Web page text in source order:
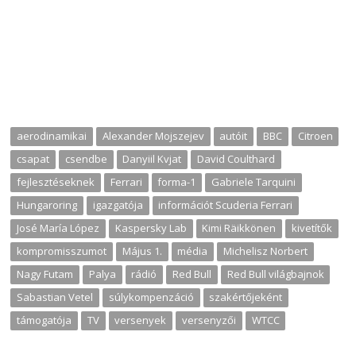
aerodinamikai Alexander Mojszejev autóit BBC
Citroen
csapat
csendbe Danyiil Kvjat
David Coulthard
fejlesztéseknek
Ferrari forma-1
Gabriele Tarquini
Hungaroring
igazgatója
információt Scuderia Ferrari
José María López
Kaspersky Lab Kimi Räikkönen
kivetítők
kompromisszumot
Május 1. média
Michelisz Norbert
Nagy Futam
Palya rádió Red Bull
Red Bull világbajnok
Sabastian Vetel
súlykompenzáció
szakértőjeként
támogatója
TV versenyek versenyzői WTCC